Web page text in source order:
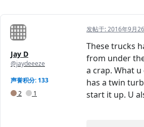
Jay D
@jaydeeeze
声誉积分: 133
2
1
发帖于:2016年9月
These trucks
from under
a crap. What
has a twin
start it up. U